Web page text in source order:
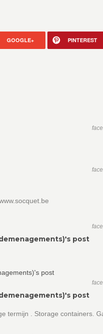
GOOGLE+ PINTEREST
post
post
termijn . Storage containers.